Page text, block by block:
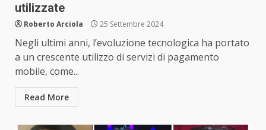
utilizzate
Roberto Arciola 25 Settembre 2024
Negli ultimi anni, l’evoluzione tecnologica ha portato
a un crescente utilizzo di servizi di pagamento
mobile, come...
Read More